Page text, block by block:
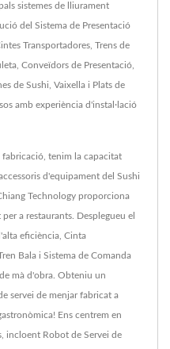
sistemes de lliurament
del Sistema de Presentació
Transportadores, Trens de
Conveïdors de Presentació,
de Sushi, Vaixella i Plats de
amb experiència d'instal·lació
fabricació, tenim la capacitat
d'equipament del Sushi
Technology proporciona
a restaurants. Desplegueu el
eficiència, Cinta
Bala i Sistema de Comanda
mà d'obra. Obteniu un
servei de menjar fabricat a
Ens centrem en
incloent Robot de Servei de